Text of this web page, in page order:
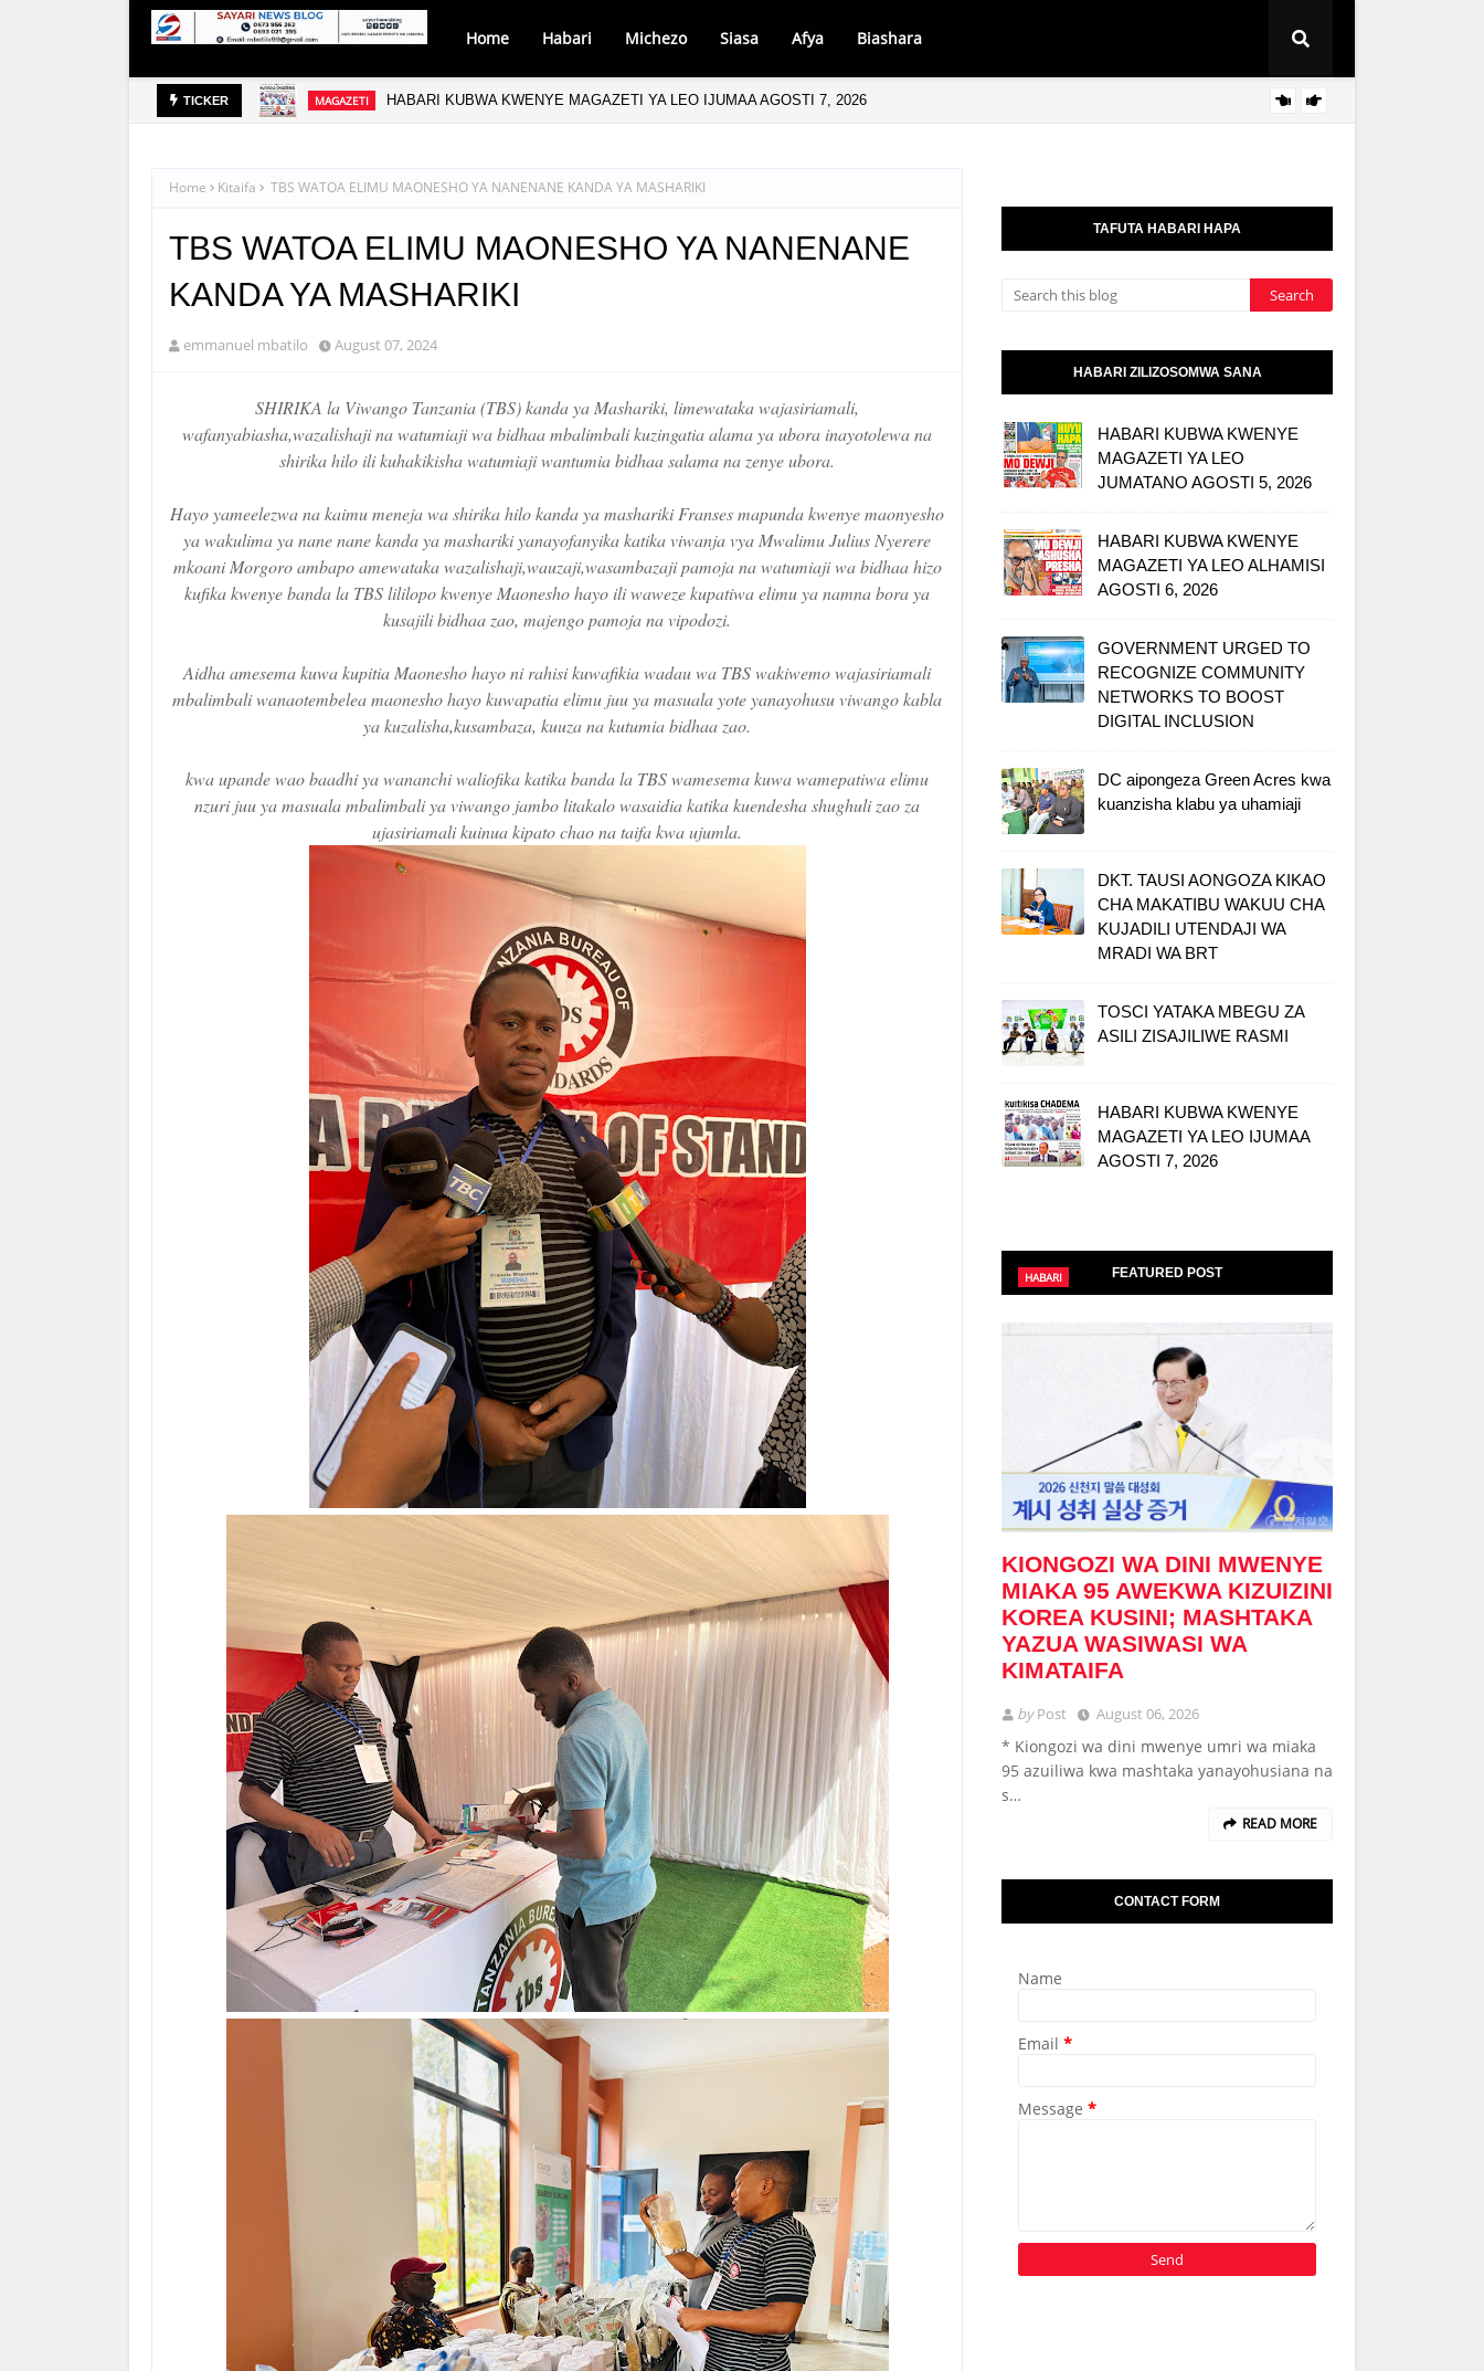
Home Habari Michezo Siasa Afya Biashara
TICKER MAGAZETI HABARI KUBWA KWENYE MAGAZETI YA LEO IJUMAA AGOSTI 7, 2026
Home Kitaifa TBS WATOA ELIMU MAONESHO YA NANENANE KANDA YA MASHARIKI
TBS WATOA ELIMU MAONESHO YA NANENANE
KANDA YA MASHARIKI
emmanuel mbatilo August 07, 2024
SHIRIKA la Viwango Tanzania (TBS) kanda ya Mashariki, limewataka wajasiriamali,
wafanyabiasha,wazalishaji na watumiaji wa bidhaa mbalimbali kuzingatia alama ya ubora inayotolewa na
shirika hilo ili kuhakikisha watumiaji wantumia bidhaa salama na zenye ubora.
Hayo yameelezwa na kaimu meneja wa shirika hilo kanda ya mashariki Franses mapunda kwenye maonyesho
ya wakulima ya nane nane kanda ya mashariki yanayofanyika katika viwanja vya Mwalimu Julius Nyerere
mkoani Morgoro ambapo amewataka wazalishaji,wauzaji,wasambazaji pamoja na watumiaji wa bidhaa hizo
kufika kwenye banda la TBS lililopo kwenye Maonesho hayo ili waweze kupatiwa elimu ya namna bora ya
kusajili bidhaa zao, majengo pamoja na vipodozi.
Aidha amesema kuwa kupitia Maonesho hayo ni rahisi kuwafikia wadau wa TBS wakiwemo wajasiriamali
mbalimbali wanaotembelea maonesho hayo kuwapatia elimu juu ya masuala yote yanayohusu viwango kabla
ya kuzalisha,kusambaza, kuuza na kutumia bidhaa zao.
kwa upande wao baadhi ya wananchi waliofika katika banda la TBS wamesema kuwa wamepatiwa elimu
nzuri juu ya masuala mbalimbali ya viwango jambo litakalo wasaidia katika kuendesha shughuli zao za
ujasiriamali kuinua kipato chao na taifa kwa ujumla.
TAFUTA HABARI HAPA
HABARI ZILIZOSOMWA SANA
HABARI KUBWA KWENYE
MAGAZETI YA LEO
JUMATANO AGOSTI 5, 2026
HABARI KUBWA KWENYE
MAGAZETI YA LEO ALHAMISI
AGOSTI 6, 2026
GOVERNMENT URGED TO
RECOGNIZE COMMUNITY
NETWORKS TO BOOST
DIGITAL INCLUSION
DC aipongeza Green Acres kwa
kuanzisha klabu ya uhamiaji
DKT. TAUSI AONGOZA KIKAO
CHA MAKATIBU WAKUU CHA
KUJADILI UTENDAJI WA
MRADI WA BRT
TOSCI YATAKA MBEGU ZA
ASILI ZISAJILIWE RASMI
HABARI KUBWA KWENYE
MAGAZETI YA LEO IJUMAA
AGOSTI 7, 2026
FEATURED POST
HABARI
KIONGOZI WA DINI MWENYE
MIAKA 95 AWEKWA KIZUIZINI
KOREA KUSINI; MASHTAKA
YAZUA WASIWASI WA
KIMATAIFA
byPost August 06, 2026
* Kiongozi wa dini mwenye umri wa miaka
95 azuiliwa kwa mashtaka yanayohusiana na
s…
READ MORE
CONTACT FORM
Name
Email *
Message *